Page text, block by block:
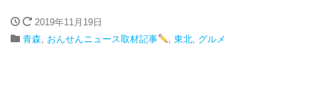
2019年11月19日
青森, おんせんニュース取材記事 , 東北, グルメ